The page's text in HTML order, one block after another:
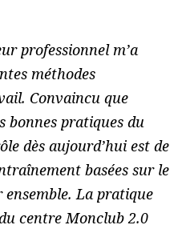
professionnel m’a
méthodes
Convaincu que
bonnes pratiques du
dès aujourd’hui est de
basées sur le
La pratique
centre Monclub 2.0